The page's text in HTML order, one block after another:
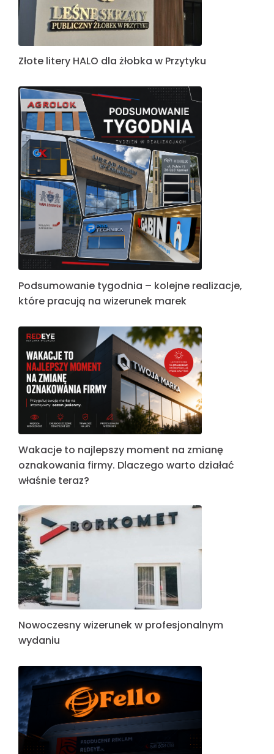
Złote litery HALO dla żłobka w Przytyku
Podsumowanie tygodnia – kolejne realizacje,
które pracują na wizerunek marek
Wakacje to najlepszy moment na zmianę
oznakowania firmy. Dlaczego warto działać
właśnie teraz?
Nowoczesny wizerunek w profesjonalnym
wydaniu